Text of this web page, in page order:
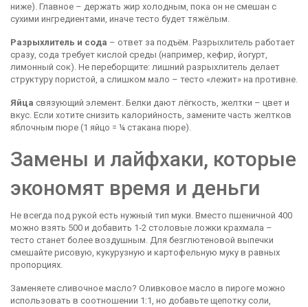
ниже). Главное – держать жир холодным, пока он не смешан с
сухими ингредиентами, иначе тесто будет тяжёлым.
Разрыхлитель и сода – ответ за подъём. Разрыхлитель работает
сразу, сода требует кислой среды (например, кефир, йогурт,
лимонный сок). Не переборщите: лишний разрыхлитель делает
структуру пористой, а слишком мало – тесто «лежит» на противне.
Яйца связующий элемент. Белки дают лёгкость, желтки – цвет и
вкус. Если хотите снизить калорийность, замените часть желтков
яблочным пюре (1 яйцо = ¼ стакана пюре).
Замены и лайфхаки, которые
экономят время и деньги
Не всегда под рукой есть нужный тип муки. Вместо пшеничной 400
можно взять 500 и добавить 1‑2 столовые ложки крахмала –
тесто станет более воздушным. Для безглютеновой выпечки
смешайте рисовую, кукурузную и картофельную муку в равных
пропорциях.
Заменяете сливочное масло? Оливковое масло в пироге можно
использовать в соотношении 1:1, но добавьте щепотку соли,